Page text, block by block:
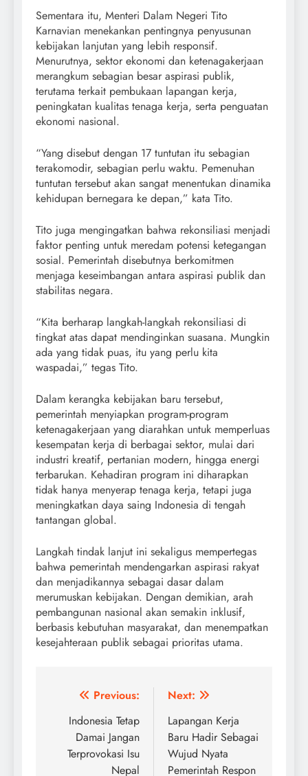
Sementara itu, Menteri Dalam Negeri Tito
Karnavian menekankan pentingnya penyusunan
kebijakan lanjutan yang lebih responsif.
Menurutnya, sektor ekonomi dan ketenagakerjaan
merangkum sebagian besar aspirasi publik,
terutama terkait pembukaan lapangan kerja,
peningkatan kualitas tenaga kerja, serta penguatan
ekonomi nasional.
“Yang disebut dengan 17 tuntutan itu sebagian
terakomodir, sebagian perlu waktu. Pemenuhan
tuntutan tersebut akan sangat menentukan dinamika
kehidupan bernegara ke depan,” kata Tito.
Tito juga mengingatkan bahwa rekonsiliasi menjadi
faktor penting untuk meredam potensi ketegangan
sosial. Pemerintah disebutnya berkomitmen
menjaga keseimbangan antara aspirasi publik dan
stabilitas negara.
“Kita berharap langkah-langkah rekonsiliasi di
tingkat atas dapat mendinginkan suasana. Mungkin
ada yang tidak puas, itu yang perlu kita
waspadai,” tegas Tito.
Dalam kerangka kebijakan baru tersebut,
pemerintah menyiapkan program-program
ketenagakerjaan yang diarahkan untuk memperluas
kesempatan kerja di berbagai sektor, mulai dari
industri kreatif, pertanian modern, hingga energi
terbarukan. Kehadiran program ini diharapkan
tidak hanya menyerap tenaga kerja, tetapi juga
meningkatkan daya saing Indonesia di tengah
tantangan global.
Langkah tindak lanjut ini sekaligus mempertegas
bahwa pemerintah mendengarkan aspirasi rakyat
dan menjadikannya sebagai dasar dalam
merumuskan kebijakan. Dengan demikian, arah
pembangunan nasional akan semakin inklusif,
berbasis kebutuhan masyarakat, dan menempatkan
kesejahteraan publik sebagai prioritas utama.
Post
navigation
Previous:
Indonesia Tetap
Damai Jangan
Terprovokasi Isu
Nepal
Next:
Lapangan Kerja
Baru Hadir Sebagai
Wujud Nyata
Pemerintah Respon